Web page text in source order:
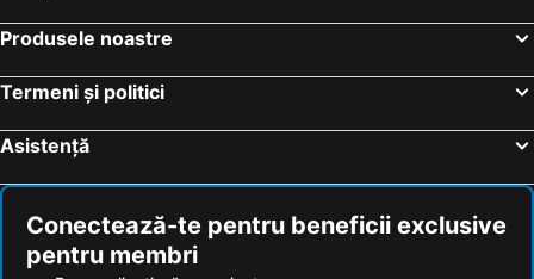
Produsele noastre
Termeni și politici
Asistență
Conectează-te pentru beneficii exclusive
pentru membri